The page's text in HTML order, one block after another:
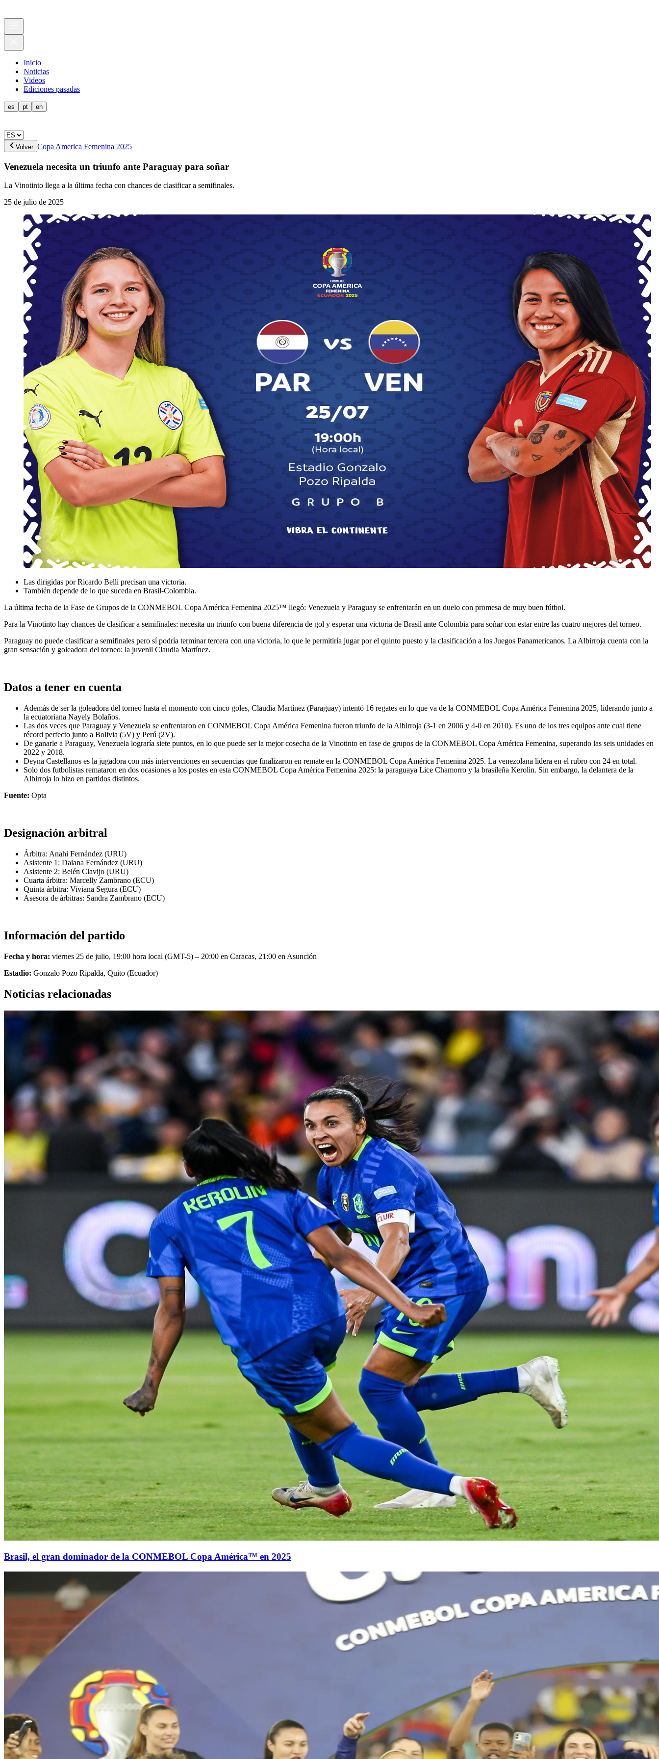
Inicio
Noticias
Videos
Ediciones pasadas
es pt en
Volver Copa America Femenina 2025
Venezuela necesita un triunfo ante Paraguay para soñar
La Vinotinto llega a la última fecha con chances de clasificar a semifinales.
25 de julio de 2025
Las dirigidas por Ricardo Belli precisan una victoria.
También depende de lo que suceda en Brasil-Colombia.
La última fecha de la Fase de Grupos de la CONMEBOL Copa América Femenina 2025™ llegó: Venezuela y Paraguay se enfrentarán en un duelo con promesa de muy buen fútbol.
Para la Vinotinto hay chances de clasificar a semifinales: necesita un triunfo con buena diferencia de gol y esperar una victoria de Brasil ante Colombia para soñar con estar entre las cuatro mejores del torneo.
Paraguay no puede clasificar a semifinales pero sí podría terminar tercera con una victoria, lo que le permitiría jugar por el quinto puesto y la clasificación a los Juegos Panamericanos. La Albirroja cuenta con la
gran sensación y goleadora del torneo: la juvenil Claudia Martínez.
Datos a tener en cuenta
Además de ser la goleadora del torneo hasta el momento con cinco goles, Claudia Martínez (Paraguay) intentó 16 regates en lo que va de la CONMEBOL Copa América Femenina 2025, liderando junto a
la ecuatoriana Nayely Bolaños.
Las dos veces que Paraguay y Venezuela se enfrentaron en CONMEBOL Copa América Femenina fueron triunfo de la Albirroja (3-1 en 2006 y 4-0 en 2010). Es uno de los tres equipos ante cual tiene
récord perfecto junto a Bolivia (5V) y Perú (2V).
De ganarle a Paraguay, Venezuela lograría siete puntos, en lo que puede ser la mejor cosecha de la Vinotinto en fase de grupos de la CONMEBOL Copa América Femenina, superando las seis unidades en
2022 y 2018.
Deyna Castellanos es la jugadora con más intervenciones en secuencias que finalizaron en remate en la CONMEBOL Copa América Femenina 2025. La venezolana lidera en el rubro con 24 en total.
Solo dos futbolistas remataron en dos ocasiones a los postes en esta CONMEBOL Copa América Femenina 2025: la paraguaya Lice Chamorro y la brasileña Kerolin. Sin embargo, la delantera de la
Albirroja lo hizo en partidos distintos.
Fuente: Opta
Designación arbitral
Árbitra: Anahi Fernández (URU)
Asistente 1: Daiana Fernández (URU)
Asistente 2: Belén Clavijo (URU)
Cuarta árbitra: Marcelly Zambrano (ECU)
Quinta árbitra: Viviana Segura (ECU)
Asesora de árbitras: Sandra Zambrano (ECU)
Información del partido
Fecha y hora: viernes 25 de julio, 19:00 hora local (GMT-5) – 20:00 en Caracas, 21:00 en Asunción
Estadio: Gonzalo Pozo Ripalda, Quito (Ecuador)
Noticias relacionadas
Brasil, el gran dominador de la CONMEBOL Copa América™ en 2025